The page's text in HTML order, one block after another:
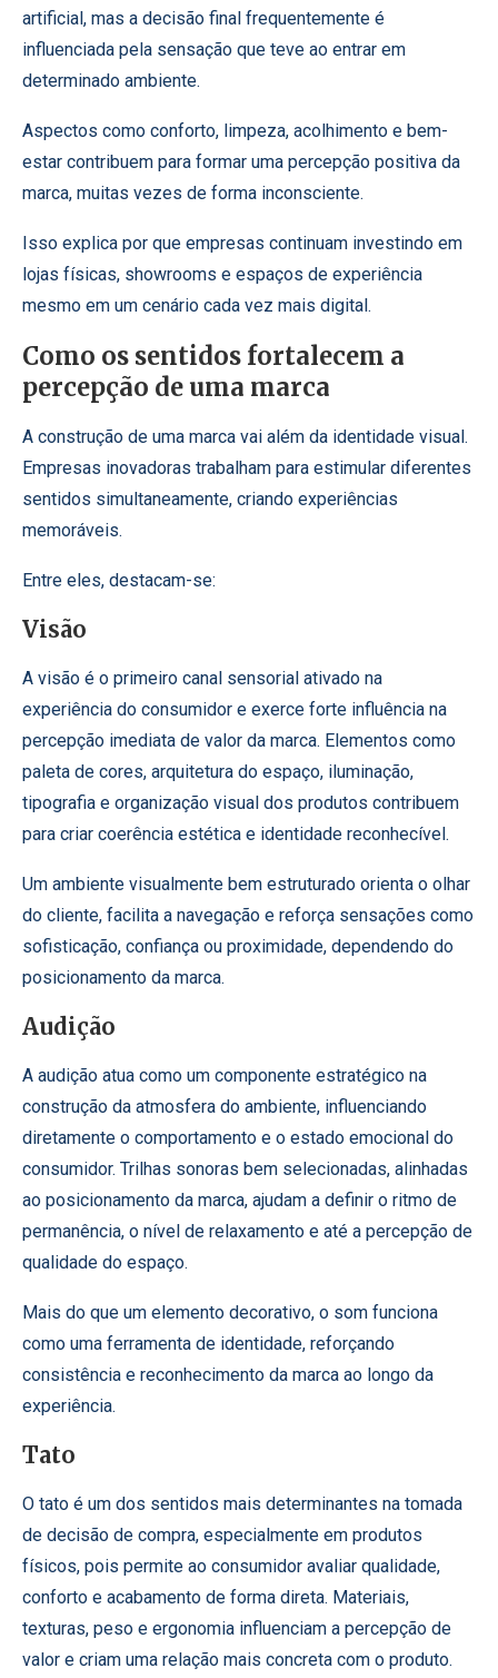
artificial, mas a decisão final frequentemente é
influenciada pela sensação que teve ao entrar em
determinado ambiente.
Aspectos como conforto, limpeza, acolhimento e bem-
estar contribuem para formar uma percepção positiva da
marca, muitas vezes de forma inconsciente.
Isso explica por que empresas continuam investindo em
lojas físicas, showrooms e espaços de experiência
mesmo em um cenário cada vez mais digital.
Como os sentidos fortalecem a
percepção de uma marca
A construção de uma marca vai além da identidade visual.
Empresas inovadoras trabalham para estimular diferentes
sentidos simultaneamente, criando experiências
memoráveis.
Entre eles, destacam-se:
Visão
A visão é o primeiro canal sensorial ativado na
experiência do consumidor e exerce forte influência na
percepção imediata de valor da marca. Elementos como
paleta de cores, arquitetura do espaço, iluminação,
tipografia e organização visual dos produtos contribuem
para criar coerência estética e identidade reconhecível.
Um ambiente visualmente bem estruturado orienta o olhar
do cliente, facilita a navegação e reforça sensações como
sofisticação, confiança ou proximidade, dependendo do
posicionamento da marca.
Audição
A audição atua como um componente estratégico na
construção da atmosfera do ambiente, influenciando
diretamente o comportamento e o estado emocional do
consumidor. Trilhas sonoras bem selecionadas, alinhadas
ao posicionamento da marca, ajudam a definir o ritmo de
permanência, o nível de relaxamento e até a percepção de
qualidade do espaço.
Mais do que um elemento decorativo, o som funciona
como uma ferramenta de identidade, reforçando
consistência e reconhecimento da marca ao longo da
experiência.
Tato
O tato é um dos sentidos mais determinantes na tomada
de decisão de compra, especialmente em produtos
físicos, pois permite ao consumidor avaliar qualidade,
conforto e acabamento de forma direta. Materiais,
texturas, peso e ergonomia influenciam a percepção de
valor e criam uma relação mais concreta com o produto.